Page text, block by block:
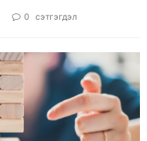
0 сэтгэгдэл